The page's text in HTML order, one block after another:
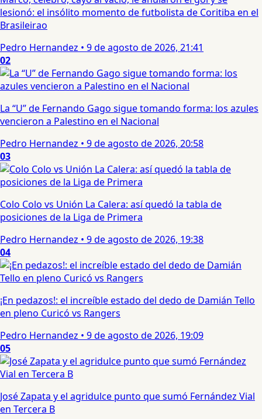
lesionó: el insólito momento de futbolista de Coritiba en el
Brasileirao
Pedro Hernandez • 9 de agosto de 2026, 21:41
02
La “U” de Fernando Gago sigue tomando forma: los azules
vencieron a Palestino en el Nacional
Pedro Hernandez • 9 de agosto de 2026, 20:58
03
Colo Colo vs Unión La Calera: así quedó la tabla de
posiciones de la Liga de Primera
Pedro Hernandez • 9 de agosto de 2026, 19:38
04
¡En pedazos!: el increíble estado del dedo de Damián Tello
en pleno Curicó vs Rangers
Pedro Hernandez • 9 de agosto de 2026, 19:09
05
José Zapata y el agridulce punto que sumó Fernández Vial
en Tercera B